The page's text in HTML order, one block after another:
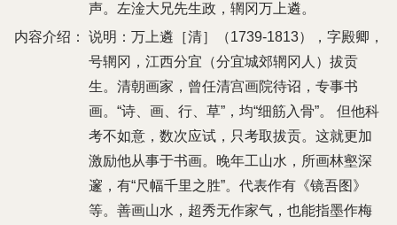
声。左淦大兄先生政，辋冈万上遴。
内容介绍：
说明：万上遴［清］（1739-1813），字殿卿，
号辋冈，江西分宜（分宜城郊辋冈人）拔贡
生。清朝画家，曾任清宫画院待诏，专事书
画。“诗、画、行、草”，均“细筋入骨”。 但他科
考不如意，数次应试，只考取拔贡。这就更加
激励他从事于书画。晚年工山水，所画林壑深
邃，有“尺幅千里之胜”。代表作有《镜吾图》
等。善画山水，超秀无作家气，也能指墨作梅